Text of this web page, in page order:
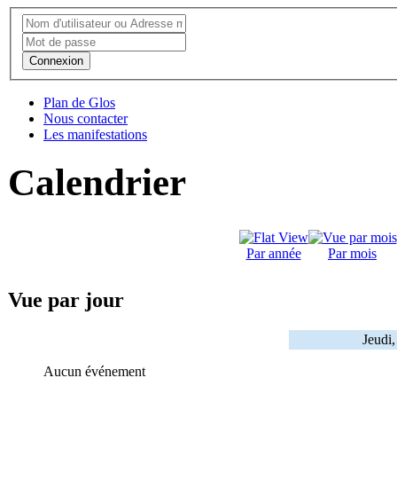
Connexion
Plan de Glos
Nous contacter
Les manifestations
Calendrier
Par année Par mois
Vue par jour
Aucun événement